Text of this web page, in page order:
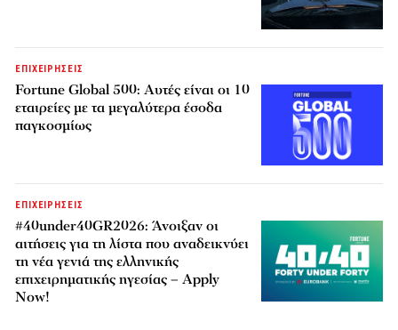
ΕΠΙΧΕΙΡΗΣΕΙΣ
Fortune Global 500: Αυτές είναι οι 10
εταιρείες με τα μεγαλύτερα έσοδα
παγκοσμίως
ΕΠΙΧΕΙΡΗΣΕΙΣ
#40under40GR2026: Άνοιξαν οι
αιτήσεις για τη λίστα που αναδεικνύει
τη νέα γενιά της ελληνικής
επιχειρηματικής ηγεσίας – Apply
Now!